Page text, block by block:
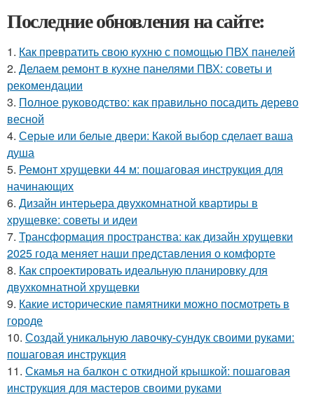
Последние обновления на сайте:
1. Как превратить свою кухню с помощью ПВХ панелей
2. Делаем ремонт в кухне панелями ПВХ: советы и
рекомендации
3. Полное руководство: как правильно посадить дерево
весной
4. Серые или белые двери: Какой выбор сделает ваша
душа
5. Ремонт хрущевки 44 м: пошаговая инструкция для
начинающих
6. Дизайн интерьера двухкомнатной квартиры в
хрущевке: советы и идеи
7. Трансформация пространства: как дизайн хрущевки
2025 года меняет наши представления о комфорте
8. Как спроектировать идеальную планировку для
двухкомнатной хрущевки
9. Какие исторические памятники можно посмотреть в
городе
10. Создай уникальную лавочку-сундук своими руками:
пошаговая инструкция
11. Скамья на балкон с откидной крышкой: пошаговая
инструкция для мастеров своими руками